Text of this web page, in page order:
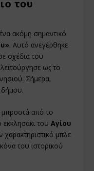
του
ακόμη σημαντικό
. Αυτό ανεγέρθηκε
σχέδια του
ως το
Σήμερα,
δήμου.
μπροστά από το
εκκλησάκι τουΑγίου
χαρακτηριστικό μπλε
του ιστορικού